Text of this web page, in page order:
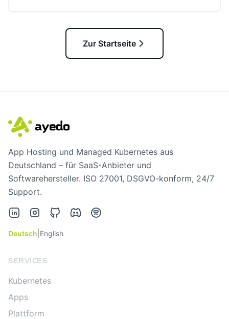
Zur Startseite
App Hosting und Managed Kubernetes aus
Deutschland – für SaaS-Anbieter und
Softwarehersteller. ISO 27001, DSGVO-konform, 24/7
Support.
LinkedInInstagramGitHubDiscordSpotify
Deutsch English
SERVICES
Kubernetes
Apps
Plattform